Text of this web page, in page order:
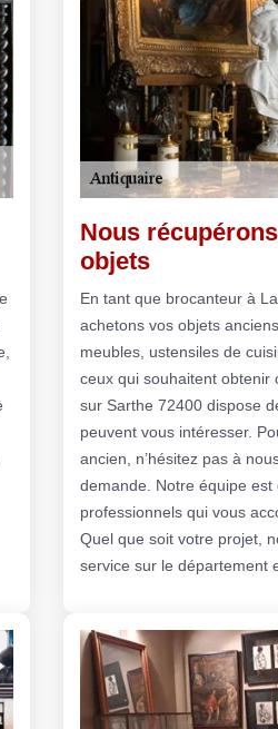
Nous
objets
En tant que brocanteur à
achetons vos objets
meubles, ustensiles de
ceux qui souhaitent obtenir
sur Sarthe 72400 dispose
peuvent vous intéresser.
ancien, n’hésitez pas à
demande. Notre équipe est
professionnels qui vous
Quel que soit votre projet,
service sur le département